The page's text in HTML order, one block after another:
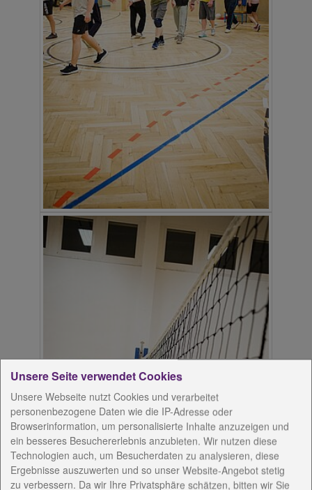
Unsere Seite verwendet Cookies
Unsere Webseite nutzt Cookies und verarbeitet
personenbezogene Daten wie die IP-Adresse oder
Browserinformation, um personalisierte Inhalte anzuzeigen und
ein besseres Besuchererlebnis anzubieten. Wir nutzen diese
Technologien auch, um Besucherdaten zu analysieren, diese
Ergebnisse auszuwerten und so unser Website-Angebot stetig
zu verbessern. Da wir Ihre Privatsphäre schätzen, bitten wir Sie